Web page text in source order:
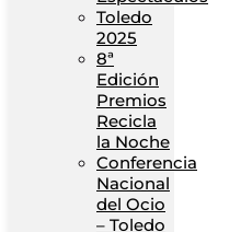
Toledo
2025
8ª
Edición
Premios
Recicla
la Noche
Conferencia
Nacional
del Ocio
– Toledo